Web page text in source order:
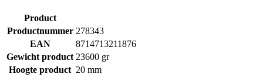
Product
Productnummer 278343
EAN
8714713211876
Gewicht product 23600 gr
Hoogte product 20 mm